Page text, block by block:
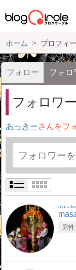
ホーム プロフィ
フォロー フォロ
フォロワ
あっきーさんをフ
男性